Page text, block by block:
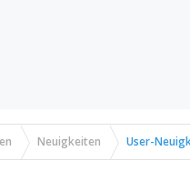
Neuigkeiten User-